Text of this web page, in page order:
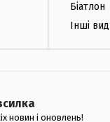
Біатлон
Інші
новин і оновлень!